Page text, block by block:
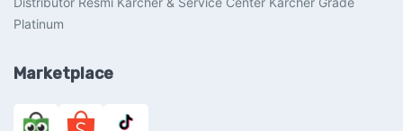
Platinum
Marketplace